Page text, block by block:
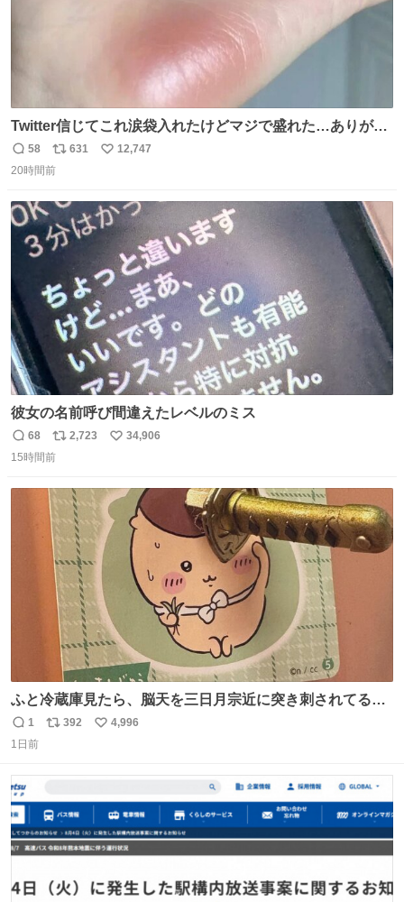
Twitter信じてこれ涙袋入れたけどマジで盛れた…ありがと
う…
返
信
58
リ
ポ
ト
数
631
い
数
12,747
20時間前
彼女の名前呼び間違えたレベルのミス
返
信
68
リ
ポ
ト
数
2,723
い
数
34,906
15時間前
ふと冷蔵庫見たら、脳天を三日月宗近に突き刺されてるく
りまんじゅうパイセンが
返
信
1
リ
数
392
い
4,996
1日前